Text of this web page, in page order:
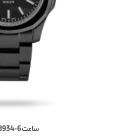
ساعت 6-Laxmi 8934